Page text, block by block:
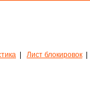
Лист блокировок